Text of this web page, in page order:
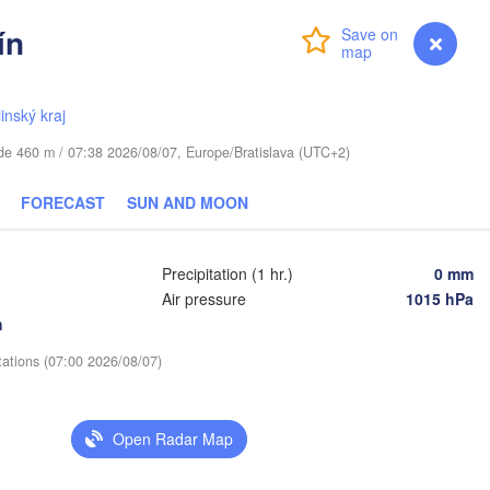
myVentusky Forecast
kraj
460 m / 07:38 2026/08/07, Europe/Bratislava (UTC+2)
FORECAST SUN AND MOON
Precipitation (1 hr.)
0 mm
Air pressure
1015 hPa
(07:00 2026/08/07)
Open Radar Map
(Kyiv)
(Viciebsk)
Магілёў
(Mahilioŭ)
(Bryansk)